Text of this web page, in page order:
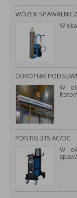
WÓZEK
W
OBROTNIK
W
PONTIG 315 AC/DC
W